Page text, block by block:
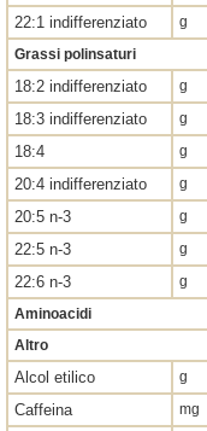
22:1 indifferenziato g
Grassi polinsaturi
18:2 indifferenziato g
18:3 indifferenziato g
18:4 g
20:4 indifferenziato g
20:5 n-3 g
22:5 n-3 g
22:6 n-3 g
Aminoacidi
Altro
Alcol etilico g
Caffeina mg